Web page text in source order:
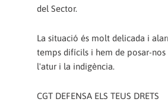
del Sector.
La situació és molt delicada i
temps difícils i hem de posar-
l'atur i la indigència.
CGT DEFENSA ELS TEUS DRETS